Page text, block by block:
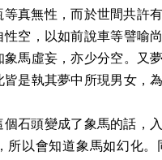
等真無性，而於世間共許
空，以如前說車等譬喻
馬虛妄，亦少分空。又
皆是執其夢中所現男女，
個石頭變成了象馬的話，
所以會知道象馬如幻化